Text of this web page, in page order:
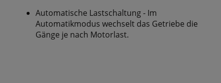
Automatische Lastschaltung - Im
Automatikmodus wechselt das Getriebe die
Gänge je nach Motorlast.